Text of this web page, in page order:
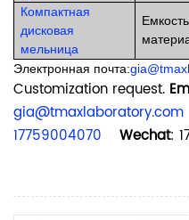
Компактная
дисковая
мельница
Электронная почта:
Customization request.
gia@tmaxlaboratory.com
17759004070
Wechat: